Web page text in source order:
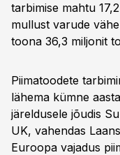
tarbimise mahtu
mullust varude
toona 36,3 miljonit
Piimatoodete
lähema kümne
järeldusele jõudis
UK, vahendas
Euroopa vajadus